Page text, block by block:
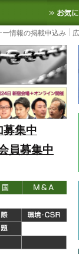
など国内外の
ー情報の掲載申込み
集中
員募集中